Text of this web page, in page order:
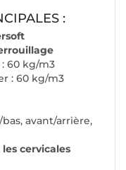
:
60 kg/m3
: 60 kg/m3
avant/arrière,
cervicales